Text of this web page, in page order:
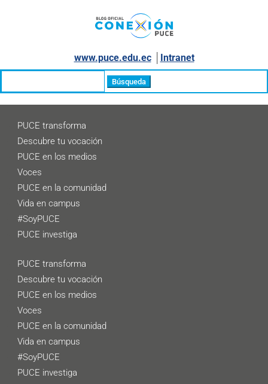
www.puce.edu.ec│ Intranet
PUCE transforma
Descubre tu vocación
PUCE en los medios
Voces
PUCE en la comunidad
Vida en campus
#SoyPUCE
PUCE investiga
PUCE transforma
Descubre tu vocación
PUCE en los medios
Voces
PUCE en la comunidad
Vida en campus
#SoyPUCE
PUCE investiga